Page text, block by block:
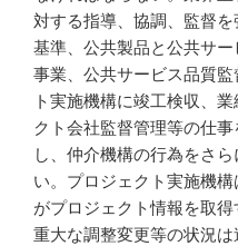
対する指導、協調、監督
基準、公共製品と公共サ
事業、公共サービス品質
ト実施機構に竣工検収、
クト会社監督管理等の仕
し、仲介機構の行為をさ
い。プロジェクト実施機
がプロジェクト情報を取得
重大な調整変更等の状況